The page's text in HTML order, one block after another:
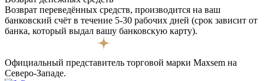
Возврат переведённых средств, производится на ваш
банковский счёт в течение 5-30 рабочих дней (срок зависит от
банка, который выдал вашу банковскую карту).
Официальный представитель торговой марки Maxsem на
Северо-Западе.